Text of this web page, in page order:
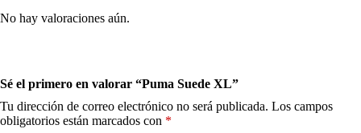
No hay valoraciones aún.
Sé el primero en valorar “Puma Suede XL”
Tu dirección de correo electrónico no será publicada. Los campos
obligatorios están marcados con *